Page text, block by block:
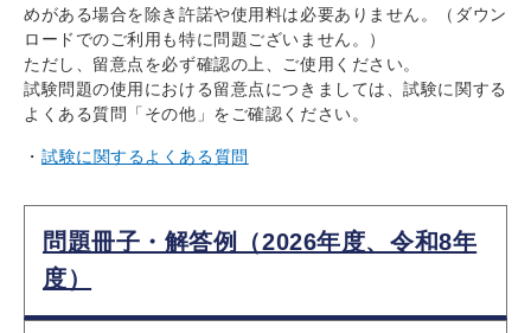
めがある場合を除き許諾や使用料は必要ありません。（ダウン
ロードでのご利用も特に問題ございません。）
ただし、留意点を必ず確認の上、ご使用ください。
試験問題の使用における留意点につきましては、試験に関する
よくある質問「その他」をご確認ください。
試験に関するよくある質問
問題冊子・解答例（2026年度、令和8年
度）